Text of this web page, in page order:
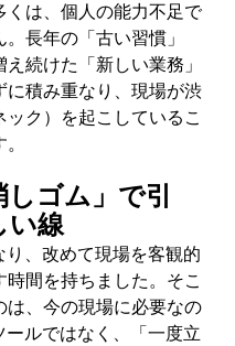
くは、個人の能力不足で
長年の「古い習慣」
続けた「新しい業務」
に積み重なり、現場が渋
ック）を起こしているこ
しゴム」で引
い線
り、改めて現場を客観的
時間を持ちました。そこ
は、今の現場に必要なの
ールではなく、「一度立